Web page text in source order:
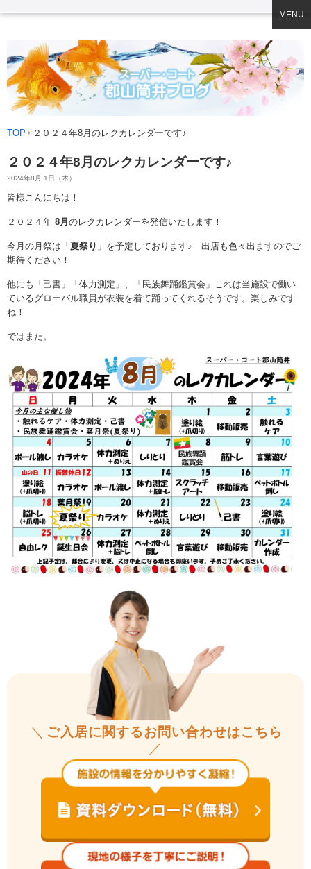
MENU
TOP ２０２４年8月のレクカレンダーです♪
２０２４年8月のレクカレンダーです♪
2024年8月 1日（木）
皆様こんにちは！
２０２４年 8月のレクカレンダーを発信いたします！
今月の月祭は「夏祭り 」を予定しております♪ 出店も色々出ますのでご
期待ください！
他にも「己書」「体力測定」、「民族舞踊鑑賞会」これは当施設で働い
ているグローバル職員が衣装を着て踊ってくれるそうです。楽しみです
ね！
ではまた。
＼ ご入居に関するお問い合わせはこちら
／